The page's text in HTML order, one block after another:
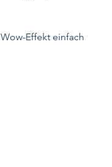
Effekt einfach